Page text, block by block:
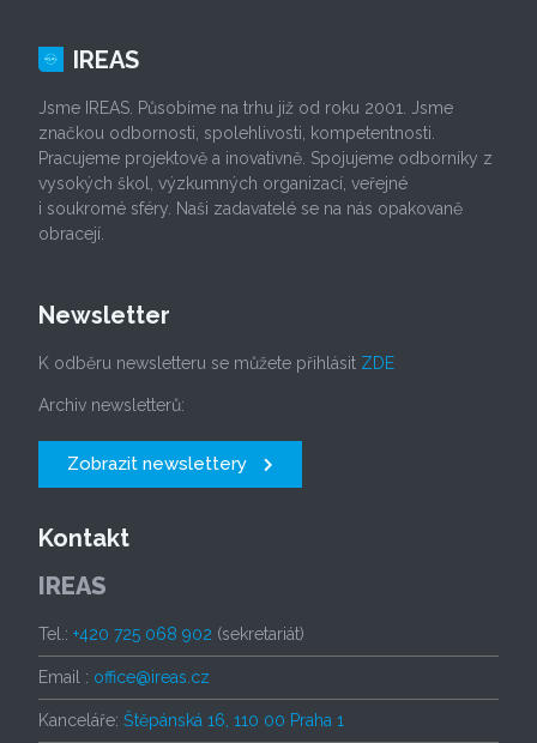
IREAS
Jsme IREAS. Působíme na trhu již od roku 2001. Jsme
značkou odbornosti, spolehlivosti, kompetentnosti.
Pracujeme projektově a inovativně. Spojujeme odborníky z
vysokých škol, výzkumných organizací, veřejné
i soukromé sféry. Naši zadavatelé se na nás opakovaně
obracejí.
Newsletter
K odběru newsletteru se můžete přihlásit ZDE
Archiv newsletterů:
Zobrazit newslettery
Kontakt
IREAS
Tel.: +420 725 068 902 (sekretariát)
Email : office@ireas.cz
Kanceláře: Štěpánská 16, 110 00 Praha 1